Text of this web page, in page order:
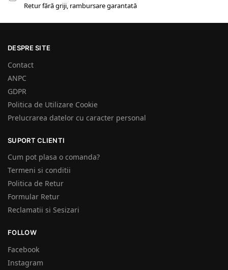
Retur fără griji, rambursare garantată
DESPRE SITE
Contact
ANPC
GDPR
Politica de Utilizare Cookie
Prelucrarea datelor cu caracter personal
SUPORT CLIENTI
Cum pot plasa o comanda?
Termeni si conditii
Politica de Retur
Formular Retur
Reclamatii si Sesizari
FOLLOW
Facebook
Instagram